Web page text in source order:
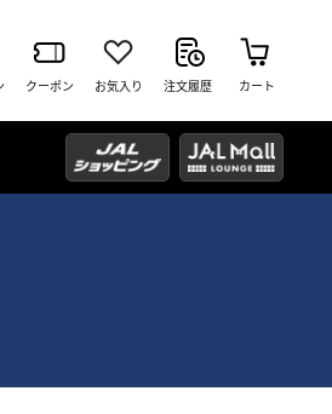
クーポン お気入り 注文履歴 カート